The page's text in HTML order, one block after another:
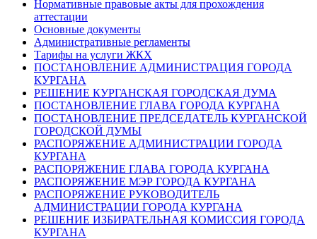
Нормативные правовые акты для прохождения
аттестации
Основные документы
Административные регламенты
Тарифы на услуги ЖКХ
ПОСТАНОВЛЕНИЕ АДМИНИСТРАЦИЯ ГОРОДА
КУРГАНА
РЕШЕНИЕ КУРГАНСКАЯ ГОРОДСКАЯ ДУМА
ПОСТАНОВЛЕНИЕ ГЛАВА ГОРОДА КУРГАНА
ПОСТАНОВЛЕНИЕ ПРЕДСЕДАТЕЛЬ КУРГАНСКОЙ
ГОРОДСКОЙ ДУМЫ
РАСПОРЯЖЕНИЕ АДМИНИСТРАЦИИ ГОРОДА
КУРГАНА
РАСПОРЯЖЕНИЕ ГЛАВА ГОРОДА КУРГАНА
РАСПОРЯЖЕНИЕ МЭР ГОРОДА КУРГАНА
РАСПОРЯЖЕНИЕ РУКОВОДИТЕЛЬ
АДМИНИСТРАЦИИ ГОРОДА КУРГАНА
РЕШЕНИЕ ИЗБИРАТЕЛЬНАЯ КОМИССИЯ ГОРОДА
КУРГАНА